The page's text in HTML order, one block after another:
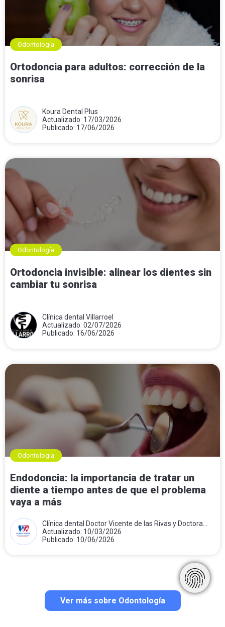
Odontología
Ortodoncia para adultos: corrección de la
sonrisa
Koura Dental Plus
Actualizado: 17/03/2026
Publicado: 17/06/2026
Odontología
Ortodoncia invisible: alinear los dientes sin
cambiar tu sonrisa
Clínica dental Villarroel
Actualizado: 02/07/2026
Publicado: 16/06/2026
Odontología
Endodoncia: la importancia de tratar un
diente a tiempo antes de que el problema
vaya a más
Clínica dental Doctor Vicente de las Rivas y Doctora
Teresa Folqué
Actualizado: 10/03/2026
Publicado: 10/06/2026
Ver más sobre Odontología